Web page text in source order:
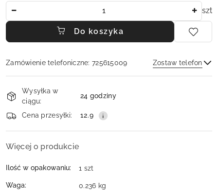
szt
Do koszyka
Zamówienie telefoniczne: 725615009 Zostaw telefon
i
dostawa
Wysyłka w
ciągu:
24 godziny
Cena przesyłki: 12.9
Więcej o produkcie
Ilość w opakowaniu: 1 szt
Waga: 0.236 kg